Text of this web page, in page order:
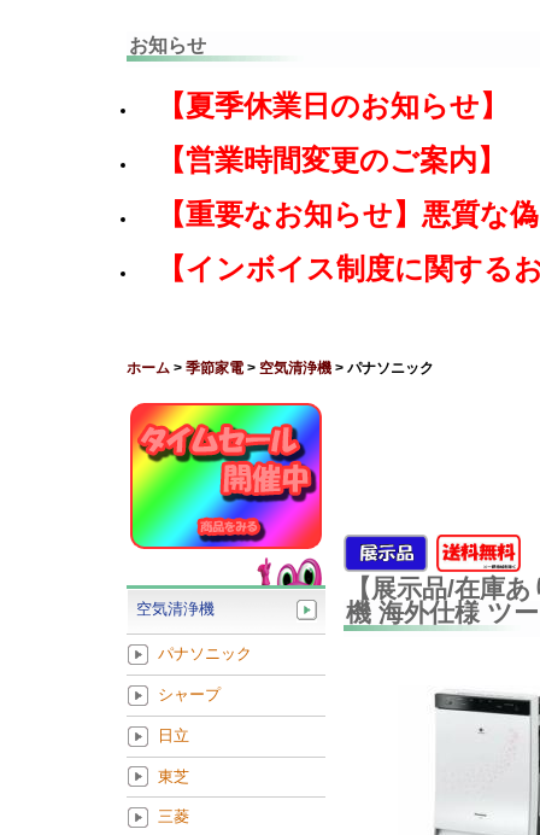
お知らせ
【夏季休業日のお知らせ】
【営業時間変更のご案内】
【重要なお知らせ】悪質な
【インボイス制度に関する
ホーム > 季節家電 > 空気清浄機 > パナソニック
【展示品/在庫
機 海外仕様 ツ
空気清浄機
パナソニック
シャープ
日立
東芝
三菱